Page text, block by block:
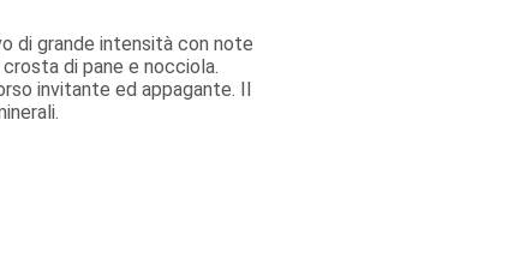
di grande intensità con note
di pane e nocciola.
invitante ed appagante. Il